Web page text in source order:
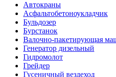
Автокраны
Асфальтобетоноукладчик
Бульдозер
Бурстанок
Валочно-пакетирующая
Генератор дизельный
Гидромолот
Грейдер
Гусеничный вездеход